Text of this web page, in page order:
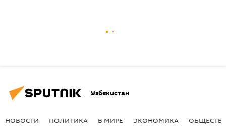
Узбекистан
НОВОСТИ ПОЛИТИКА В МИРЕ ЭКОНОМИКА